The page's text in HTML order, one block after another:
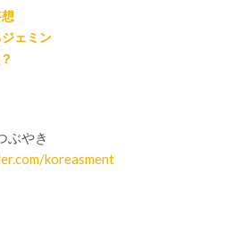
ェミン
ぶやき
koreasment